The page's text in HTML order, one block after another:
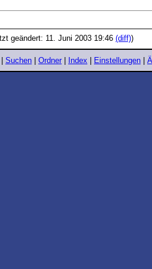
geändert: 11. Juni 2003 19:46 (diff))
Suchen Ordner Index Einstellungen